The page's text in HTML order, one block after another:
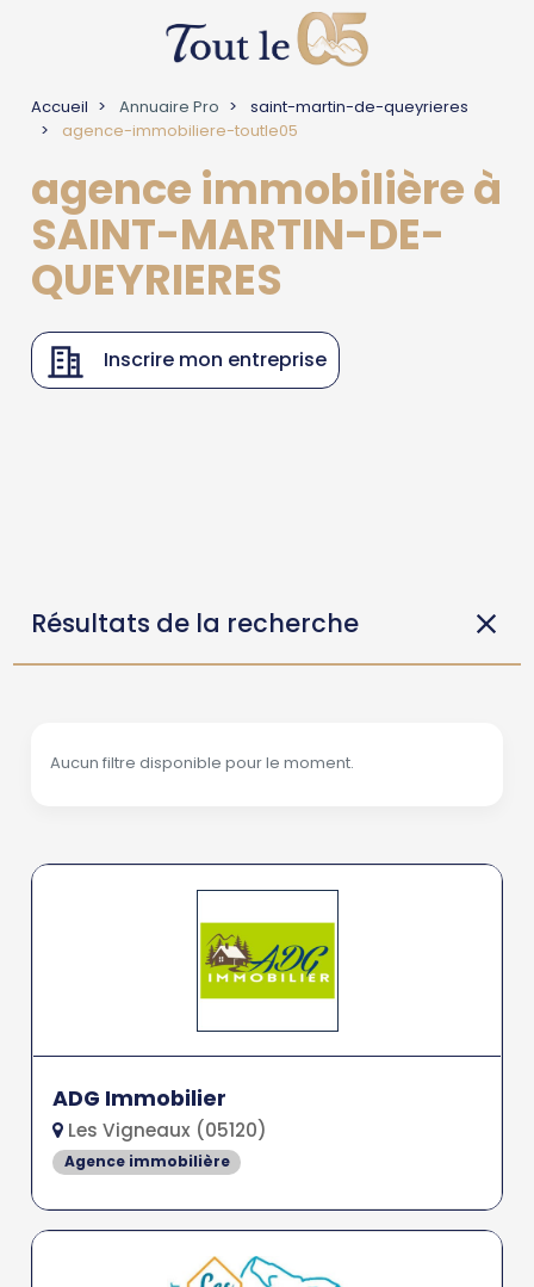
Accueil Annuaire Pro
saint-martin-de-queyrieres
agence-immobiliere-toutle05
agence immobilière à
SAINT-MARTIN-DE-
QUEYRIERES
Inscrire mon entreprise
Résultats de la recherche
Aucun filtre disponible pour le moment.
ADG Immobilier
Les Vigneaux (05120)
Agence immobilière